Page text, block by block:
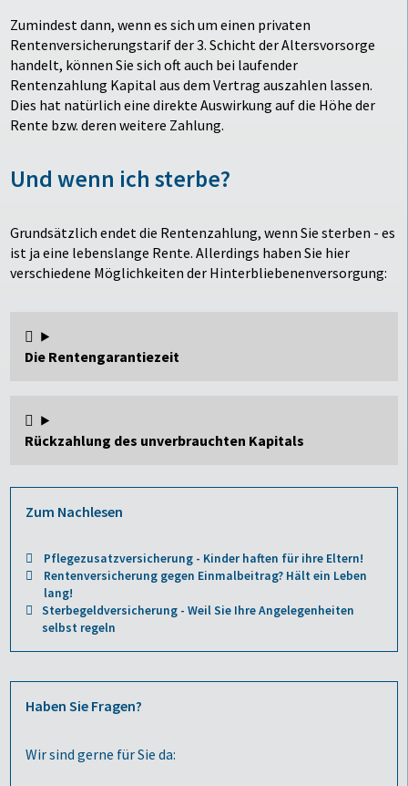
Zumindest dann, wenn es sich um einen privaten
Rentenversicherungstarif der 3. Schicht der Altersvorsorge
handelt, können Sie sich oft auch bei laufender
Rentenzahlung Kapital aus dem Vertrag auszahlen lassen.
Dies hat natürlich eine direkte Auswirkung auf die Höhe der
Rente bzw. deren weitere Zahlung.
Und wenn ich sterbe?
Grundsätzlich endet die Rentenzahlung, wenn Sie sterben - es
ist ja eine lebenslange Rente. Allerdings haben Sie hier
verschiedene Möglichkeiten der Hinterbliebenenversorgung:
Die Rentengarantiezeit
Rückzahlung des unverbrauchten Kapitals
Zum Nachlesen
Pflegezusatzversicherung - Kinder haften für ihre Eltern!
Rentenversicherung gegen Einmalbeitrag? Hält ein Leben
lang!
Sterbegeldversicherung - Weil Sie Ihre Angelegenheiten
selbst regeln
Haben Sie Fragen?
Wir sind gerne für Sie da: